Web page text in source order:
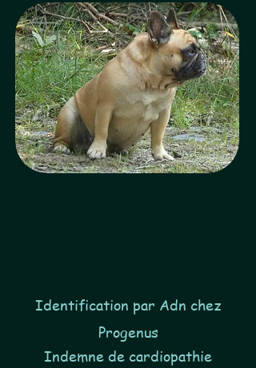
Identification par Adn chez
Progenus
Indemne de cardiopathie